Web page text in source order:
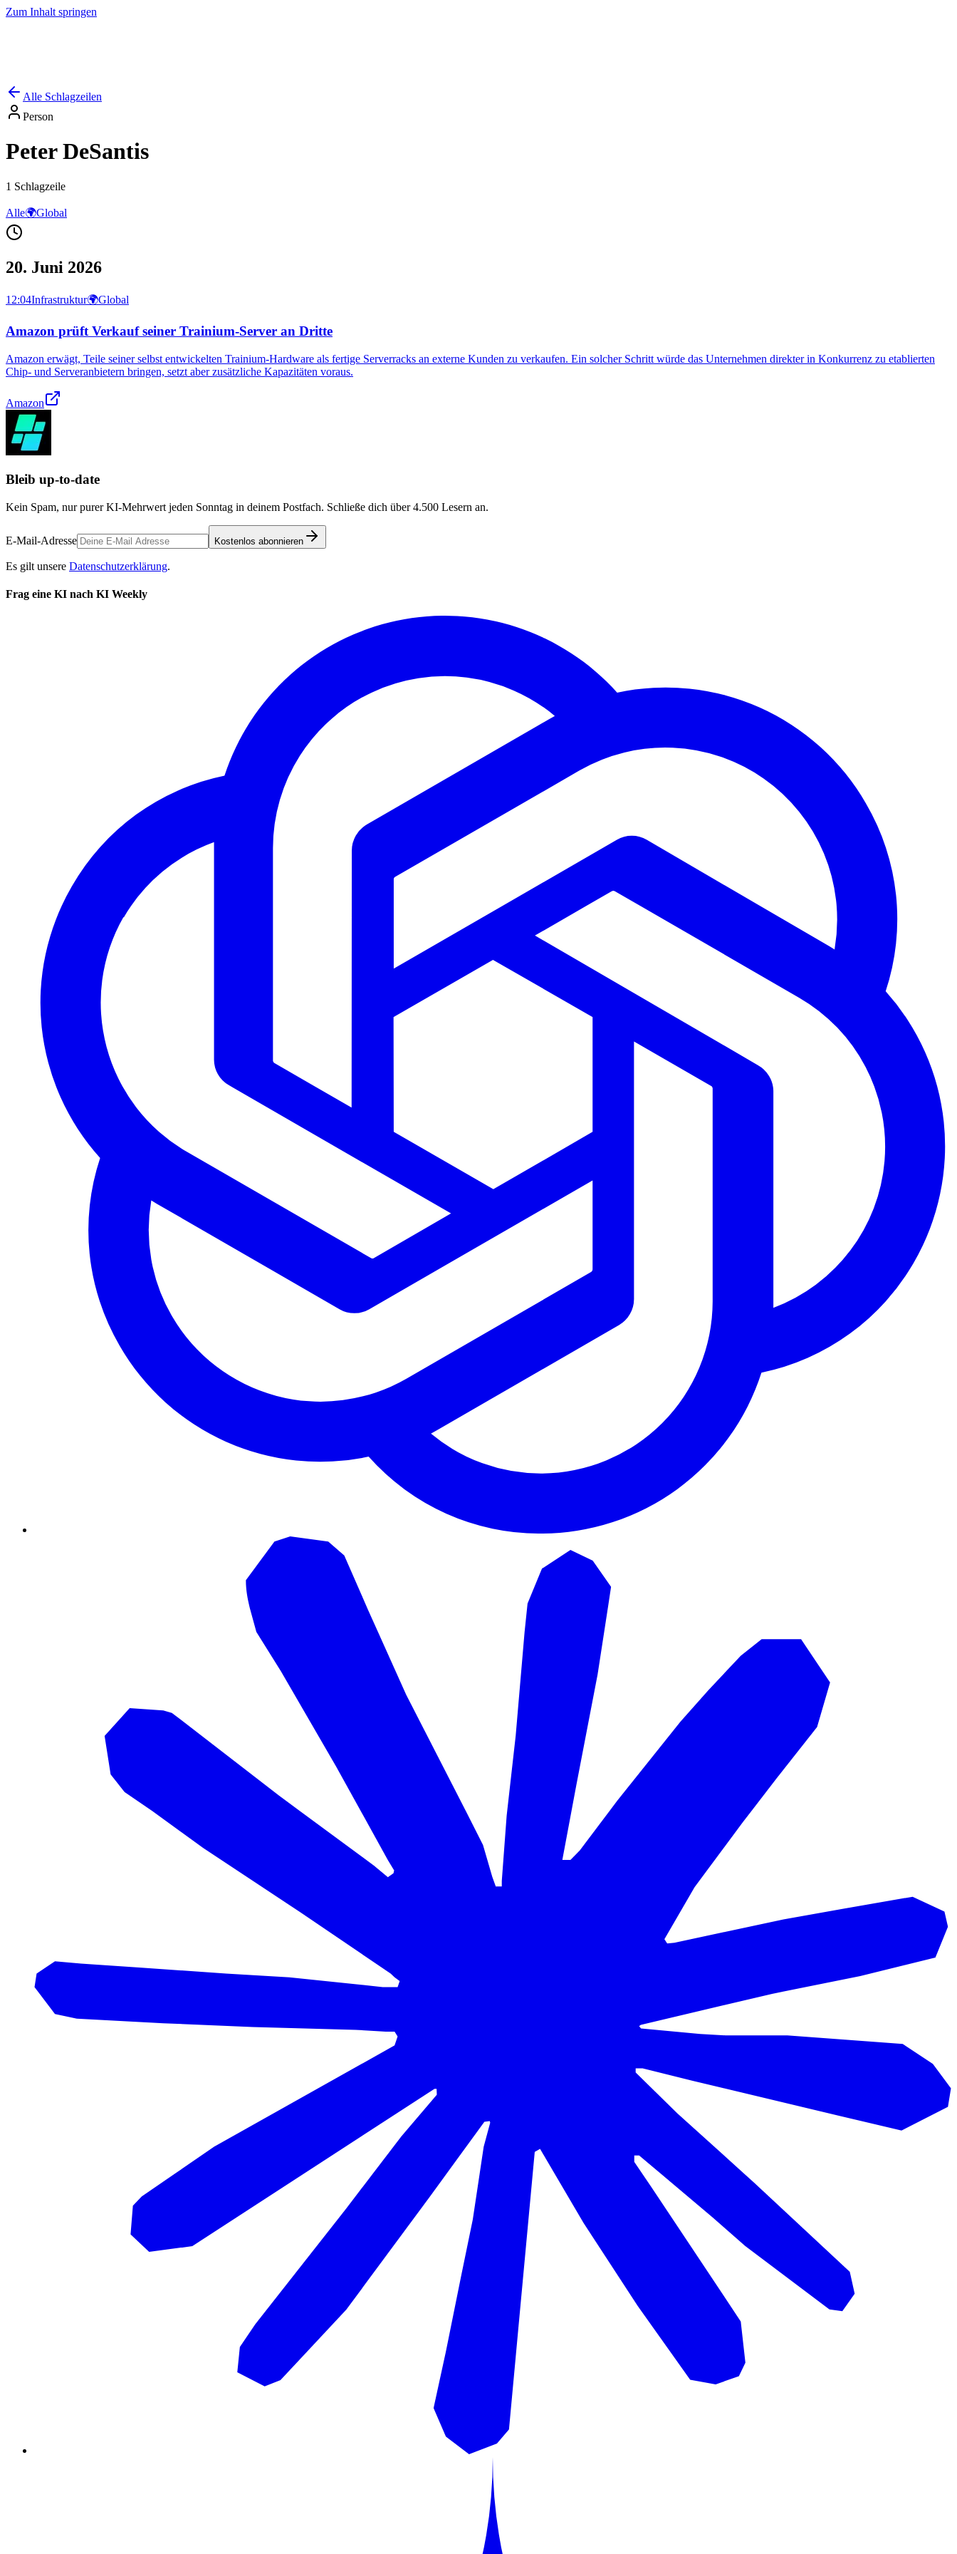
Zum Inhalt springen
Alle Schlagzeilen
Person
Peter DeSantis
1 Schlagzeile
Alle🌍Global
20. Juni 2026
12:04Infrastruktur🌍Global
Amazon prüft Verkauf seiner Trainium-Server an Dritte
Amazon erwägt, Teile seiner selbst entwickelten Trainium-Hardware als fertige Serverracks an externe Kunden zu verkaufen. Ein solcher Schritt würde das Unternehmen direkter in Konkurrenz zu etablierten
Chip- und Serveranbietern bringen, setzt aber zusätzliche Kapazitäten voraus.
Amazon
Bleib up-to-date
Kein Spam, nur purer KI-Mehrwert jeden Sonntag in deinem Postfach. Schließe dich über4.500 Lesern an.
E-Mail-Adresse Kostenlos abonnieren
Es gilt unsere Datenschutzerklärung.
Frag eine KI nach KI Weekly